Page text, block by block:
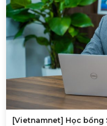
[Vietnamnet] Học bổng